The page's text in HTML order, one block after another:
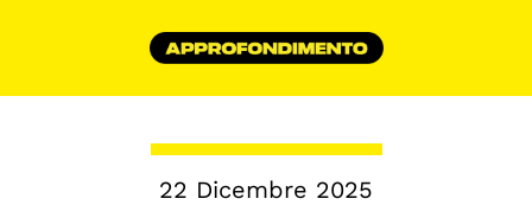
Mostre digitali
I CONTENUTI
Osservatori di ricerca
22 Dicembre 2025